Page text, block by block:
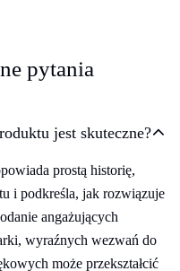
pytania
jest skuteczne?
prostą historię,
i podkreśla, jak rozwiązuje
angażujących
wyraźnych wezwań do
może przekształcić